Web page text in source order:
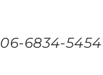
06-6834-5454